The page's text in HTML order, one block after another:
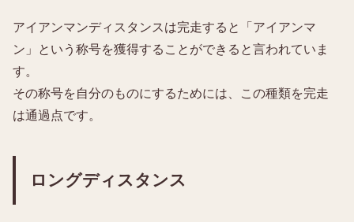
アイアンマンディスタンスは完走すると「アイアンマ
ン」という称号を獲得することができると言われていま
す。
その称号を自分のものにするためには、この種類を完走
は通過点です。
ロングディスタンス